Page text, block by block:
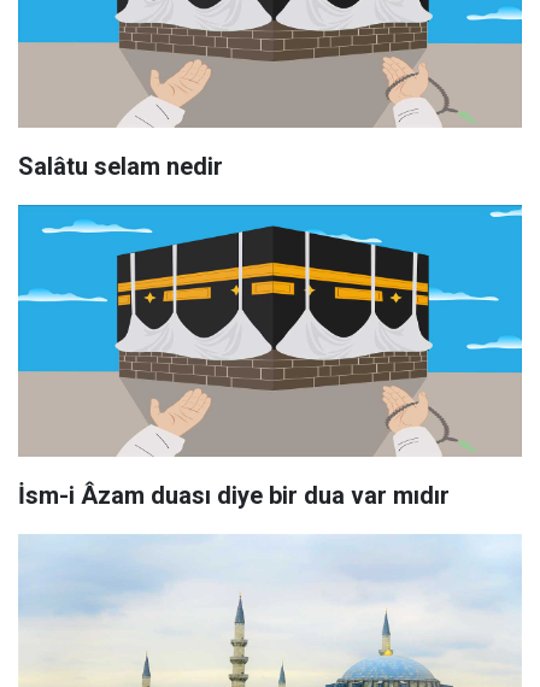
Salâtu selam nedir
İsm-i Âzam duası diye bir dua var mıdır